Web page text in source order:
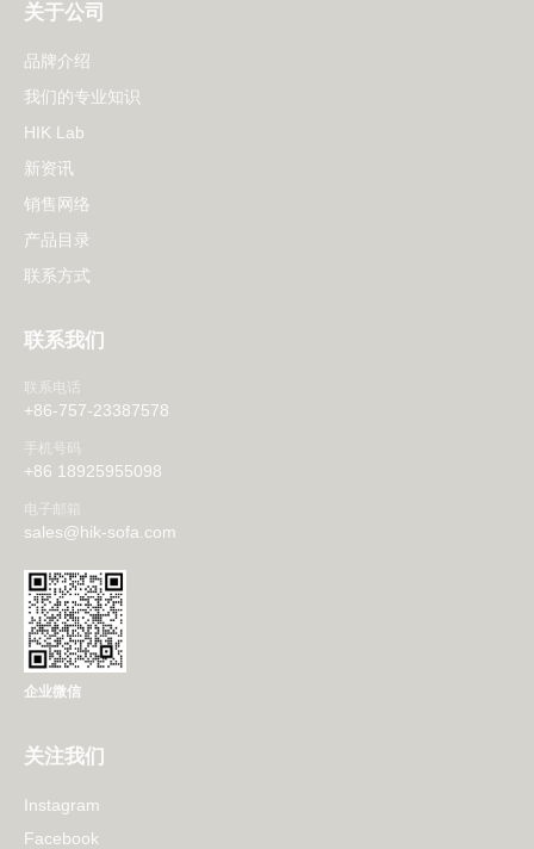
关于公司
品牌介绍
我们的专业知识
HIK Lab
新资讯
销售网络
产品目录
联系方式
联系我们
联系电话
+86-757-23387578
手机号码
+86 18925955098
电子邮箱
sales@hik-sofa.com
企业微信
关注我们
Instagram
Facebook